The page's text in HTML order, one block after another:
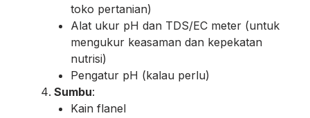
toko pertanian)
Alat ukur pH dan TDS/EC meter (untuk
mengukur keasaman dan kepekatan
nutrisi)
Pengatur pH (kalau perlu)
Sumbu:
Kain flanel